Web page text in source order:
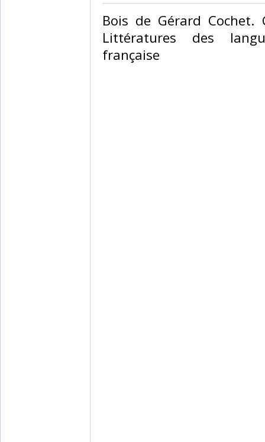
‎Bois de Gérard Cochet.
Littératures des
française‎